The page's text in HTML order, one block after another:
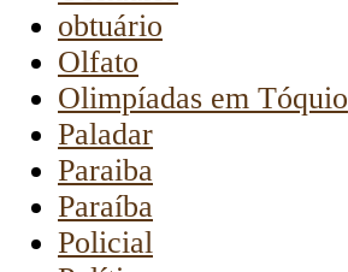
obtuário
Olfato
Olimpíadas em Tóquio
Paladar
Paraiba
Paraíba
Policial